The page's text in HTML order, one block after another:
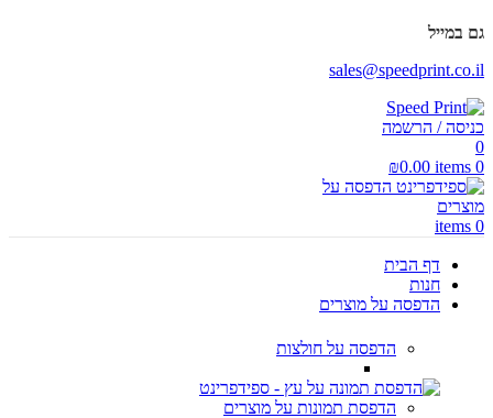
גם במייל
sales@speedprint.co.il
כניסה / הרשמה
0
0
items
₪0.00
0
items
דף הבית
חנות
הדפסה על מוצרים
הדפסה על חולצות
הדפסת תמונות על מוצרים